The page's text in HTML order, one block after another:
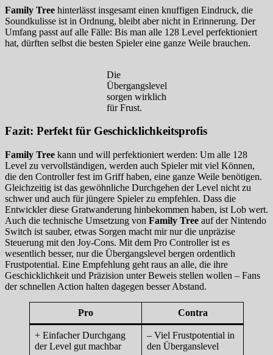
Family Tree hinterlässt insgesamt einen knuffigen Eindruck, die
Soundkulisse ist in Ordnung, bleibt aber nicht in Erinnerung. Der
Umfang passt auf alle Fälle: Bis man alle 128 Level perfektioniert
hat, dürften selbst die besten Spieler eine ganze Weile brauchen.
Die
Übergangslevel
sorgen wirklich
für Frust.
Fazit: Perfekt für Geschicklichkeitsprofis
Family Tree kann und will perfektioniert werden: Um alle 128
Level zu vervollständigen, werden auch Spieler mit viel Können,
die den Controller fest im Griff haben, eine ganze Weile benötigen.
Gleichzeitig ist das gewöhnliche Durchgehen der Level nicht zu
schwer und auch für jüngere Spieler zu empfehlen. Dass die
Entwickler diese Gratwanderung hinbekommen haben, ist Lob wert.
Auch die technische Umsetzung von Family Tree auf der Nintendo
Switch ist sauber, etwas Sorgen macht mir nur die unpräzise
Steuerung mit den Joy-Cons. Mit dem Pro Controller ist es
wesentlich besser, nur die Übergangslevel bergen ordentlich
Frustpotential. Eine Empfehlung geht raus an alle, die ihre
Geschicklichkeit und Präzision unter Beweis stellen wollen – Fans
der schnellen Action halten dagegen besser Abstand.
Pro Contra
+ Einfacher Durchgang
der Level gut machbar
– Viel Frustpotential in
den Überganslevel